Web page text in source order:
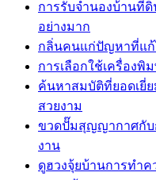
การรับจำนองบ้านที่
อย่างมาก
กลิ่นคนแก่ปัญหาที่แก้
การเลือกใช้เครื่องพิ
ค้นหาสมบัติที่ยอดเยี่ย
สวยงาม
ขวดปั๊มสุญญากาศกับ
งาน
ดูฮวงจุ้ยบ้านการทำค